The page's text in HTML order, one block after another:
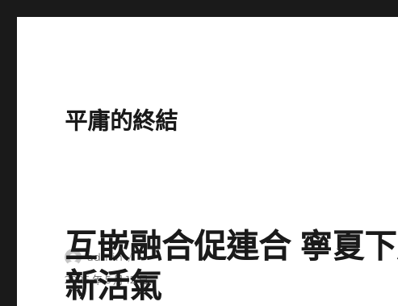
平庸的終結
互嵌融合促連合 寧夏
新活氣
作
者
admin
發
佈
2026 年 5 月 12 日